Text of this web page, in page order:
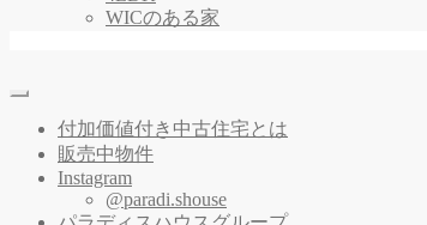
WICのある家
付加価値付き中古住宅とは
販売中物件
Instagram
@paradi.shouse